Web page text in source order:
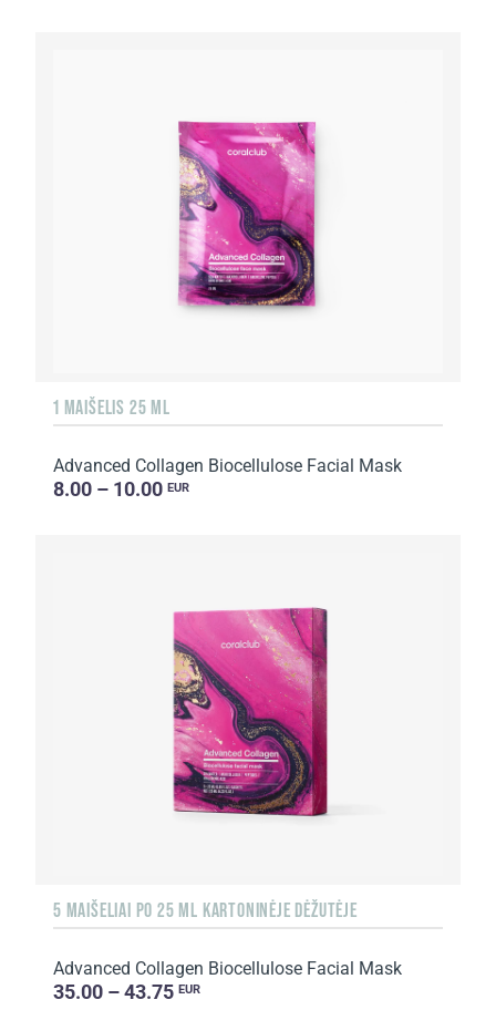
1 MAIŠELIS 25 ML
Advanced Collagen Biocellulose Facial Mask
8.00 – 10.00 EUR
5 MAIŠELIAI PO 25 ML KARTONINĖJE DĖŽUTĖJE
Advanced Collagen Biocellulose Facial Mask
35.00 – 43.75 EUR